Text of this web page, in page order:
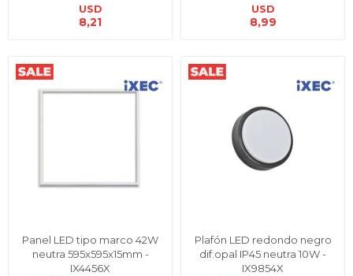
USD
8,21
USD
8,99
Panel LED tipo marco 42W
neutra 595x595x15mm -
IX4456X
Plafón LED redondo negro
dif.opal IP45 neutra 10W -
IX9854X